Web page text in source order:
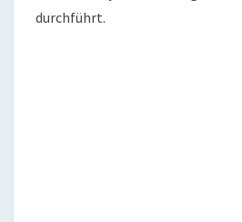
durchführt.